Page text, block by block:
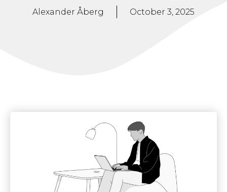
Alexander Åberg October 3, 2025